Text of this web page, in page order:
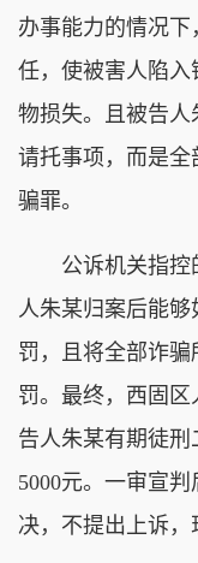
办事能力的情况
任，使被害人陷
物损失。且被告
请托事项，而是
骗罪。
公诉机关指控
人朱某归案后能
罚，且将全部诈
罚。最终，西固
告人朱某有期徒
5000元。一审宣
决，不提出上诉，